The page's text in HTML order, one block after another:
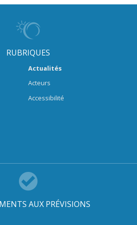
RUBRIQUES
Actualités
Acteurs
Accessibilité
AUX PRÉVISIONS